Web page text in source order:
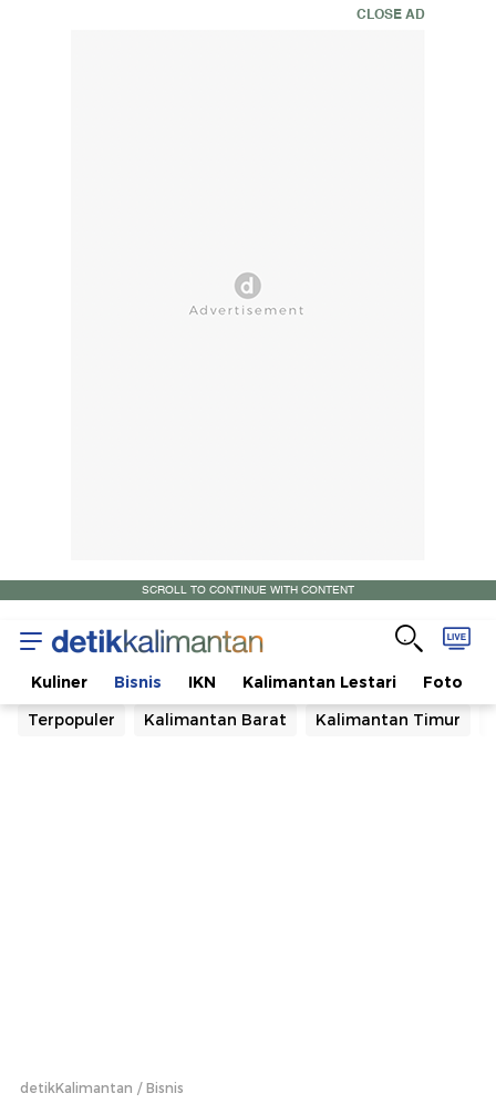
CLOSE AD
SCROLL TO CONTINUE WITH CONTENT
Kuliner Bisnis IKN Kalimantan Lestari Foto
Terpopuler
Kalimantan Barat Kalimantan Timur
detikKalimantan Bisnis